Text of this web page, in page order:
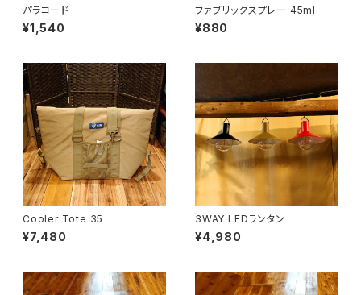
パラコード
¥1,540
ファブリックスプレー 45ml
¥880
Cooler Tote 35
¥7,480
3WAY LEDランタン
¥4,980